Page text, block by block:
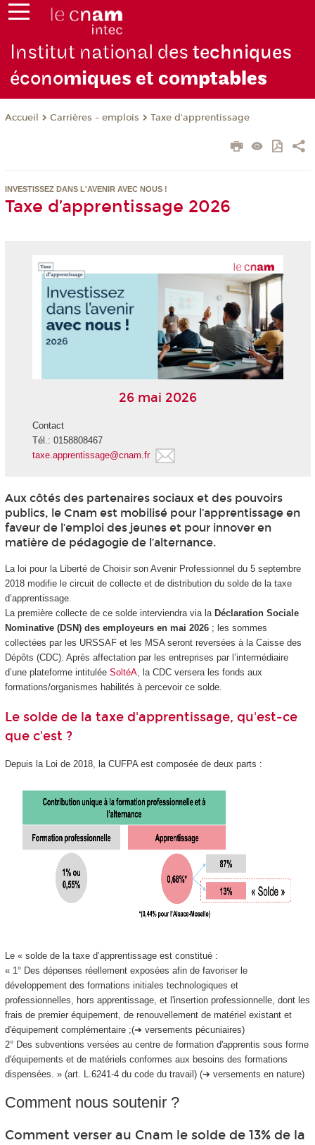
Institut national destechniques
économiques et comptables
Accueil Carrières - emplois Taxe d'apprentissage
INVESTISSEZ DANS L'AVENIR AVEC NOUS !
Taxe d’apprentissage 2026
26 mai 2026
Contact
Tél.: 0158808467
taxe.apprentissage@cnam.fr
Aux côtés des partenaires sociaux et des pouvoirs
publics, le Cnam est mobilisé pour l’apprentissage en
faveur de l’emploi des jeunes et pour innover en
matière de pédagogie de l’alternance.
La loi pour la Liberté de Choisir son Avenir Professionnel du 5 septembre
2018 modifie le circuit de collecte et de distribution du solde de la taxe
d’apprentissage.
La première collecte de ce solde interviendra via la Déclaration Sociale
Nominative (DSN) des employeurs en mai 2026; les sommes
collectées par les URSSAF et les MSA seront reversées à la Caisse des
Dépôts (CDC). Après affectation par les entreprises par l’intermédiaire
d’une plateforme intitulée SoltéA, la CDC versera les fonds aux
formations/organismes habilités à percevoir ce solde.
Le solde de la taxe d'apprentissage, qu'est-ce
que c'est ?
Depuis la Loi de 2018, la CUFPA est composée de deux parts :
Le « solde de la taxe d’apprentissage est constitué :
« 1° Des dépenses réellement exposées afin de favoriser le
développement des formations initiales technologiques et
professionnelles, hors apprentissage, et l'insertion professionnelle, dont les
frais de premier équipement, de renouvellement de matériel existant et
d'équipement complémentaire ;(➔ versements pécuniaires)
2° Des subventions versées au centre de formation d'apprentis sous forme
d'équipements et de matériels conformes aux besoins des formations
dispensées. » (art. L.6241-4 du code du travail) (➔ versements en nature)
Comment nous soutenir ?
Comment verser au Cnam le solde de 13% de la